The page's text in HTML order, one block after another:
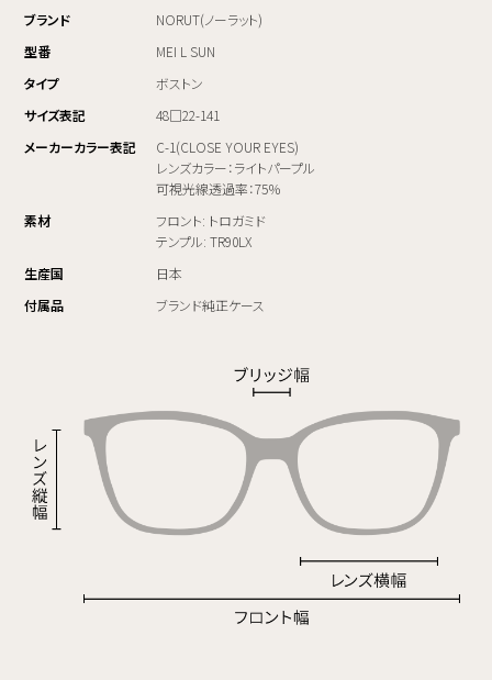
ブランド
NORUT(ノーラット)
型番
MEI L SUN
タイプ
ボストン
サイズ表記
48□22-141
メーカーカラー表記
C-1(CLOSE YOUR EYES)
レンズカラー：ライトパープル
可視光線透過率：75％
素材
フロント: トロガミド
テンプル: TR90LX
生産国
日本
付属品
ブランド純正ケース